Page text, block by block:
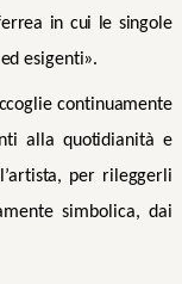
in cui le singole
esigenti».
continuamente
alla quotidianità e
per rileggerli
simbolica, dai